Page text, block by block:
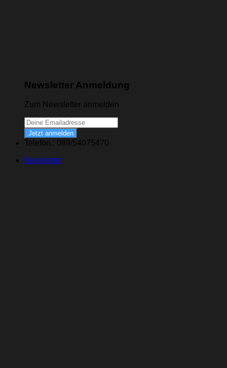
Newsletter Anmeldung
Zum Newsletter anmelden
Jetzt anmelden
Telefon.: 089/54075470
Newsletter